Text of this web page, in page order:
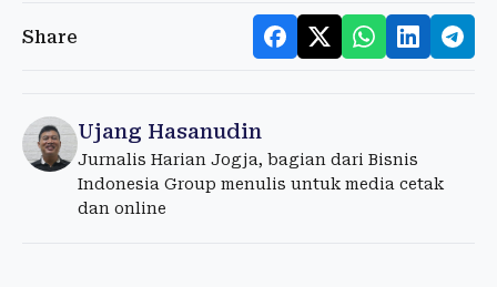
Share
Ujang Hasanudin
Jurnalis Harian Jogja, bagian dari Bisnis
Indonesia Group menulis untuk media cetak
dan online